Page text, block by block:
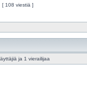
[ 108 viestiä ]
ja 1 vierailijaa